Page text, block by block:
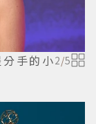
手的小2/5